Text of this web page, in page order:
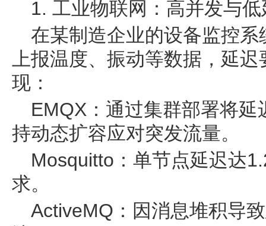
1. 工业物联网：高并发与
在某制造企业的设备监控
上报温度、振动等数据，延
现：
EMQX：通过集群部署将
持动态扩容应对突发流量。
Mosquitto：单节点延迟达
求。
ActiveMQ：因消息堆积导